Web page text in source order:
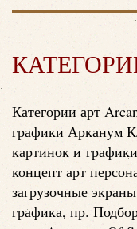
Категории арт
графики Арканум
картинок и
концепт арт
загрузочные
графика, пр.